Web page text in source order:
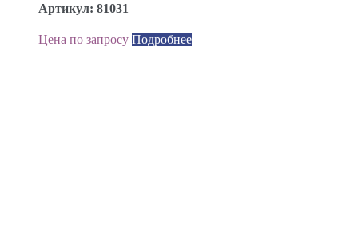
Артикул: 81031
Цена по запросу Подробнее